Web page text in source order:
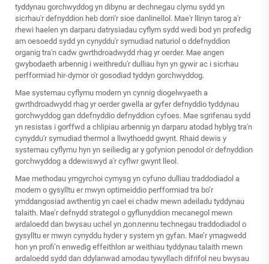
tyddynau gorchwyddog yn dibynu ar dechnegau clymu sydd yn
sicrhau'r defnyddion heb dorri'r sioe danlinellol. Mae'r llinyn tarog a'r
rhewi haelen yn darparu datrysiadau cyflym sydd wedi bod yn profedig
am oesoedd sydd yn cynyddu'r symudiad naturiol o ddefnyddion
organig tra'n cadw gwrthdroadwydd rhag yr oerder. Mae angen
gwybodaeth arbennig i weithredu'r dulliau hyn yn gywir ac i sicrhau
perfformiad hir-dymor o'r gosodiad tyddyn gorchwyddog.
Mae systemau cyflymu modern yn cynnig diogelwyaeth a
gwrthdroadwydd rhag yr oerder gwella ar gyfer defnyddio tyddynau
gorchwyddog gan ddefnyddio defnyddion cyfoes. Mae sgrifenau sydd
yn resistas i gorffwd a chlipiau arbennig yn darparu atodad hyblyg tra'n
cynyddu'r symudiad thermol a llwythoedd gwynt. Rhaid dewis y
systemau cyflymu hyn yn seiliedig ar y gofynion penodol o'r defnyddion
gorchwyddog a ddewiswyd a'r cyflwr gwynt lleol.
Mae methodau ymgyrchoi cymysg yn cyfuno dulliau traddodiadol a
modern o gysylltu er mwyn optimeiddio perfformiad tra bo’r
ymddangosiad awthentig yn cael ei chadw mewn adeiladu tyddynau
talaith. Mae’r defnydd strategol o gyflunyddion mecanegol mewn
ardaloedd dan bwysau uchel yn доплennu technegau traddodiadol o
gysylltu er mwyn cynyddu hyder y system yn gyfan. Mae’r ymagwedd
hon yn profi’n enwedig effeithlon ar weithiau tyddynau talaith mewn
ardaloedd sydd dan ddylanwad amodau tywyllach difrifol neu bwysau